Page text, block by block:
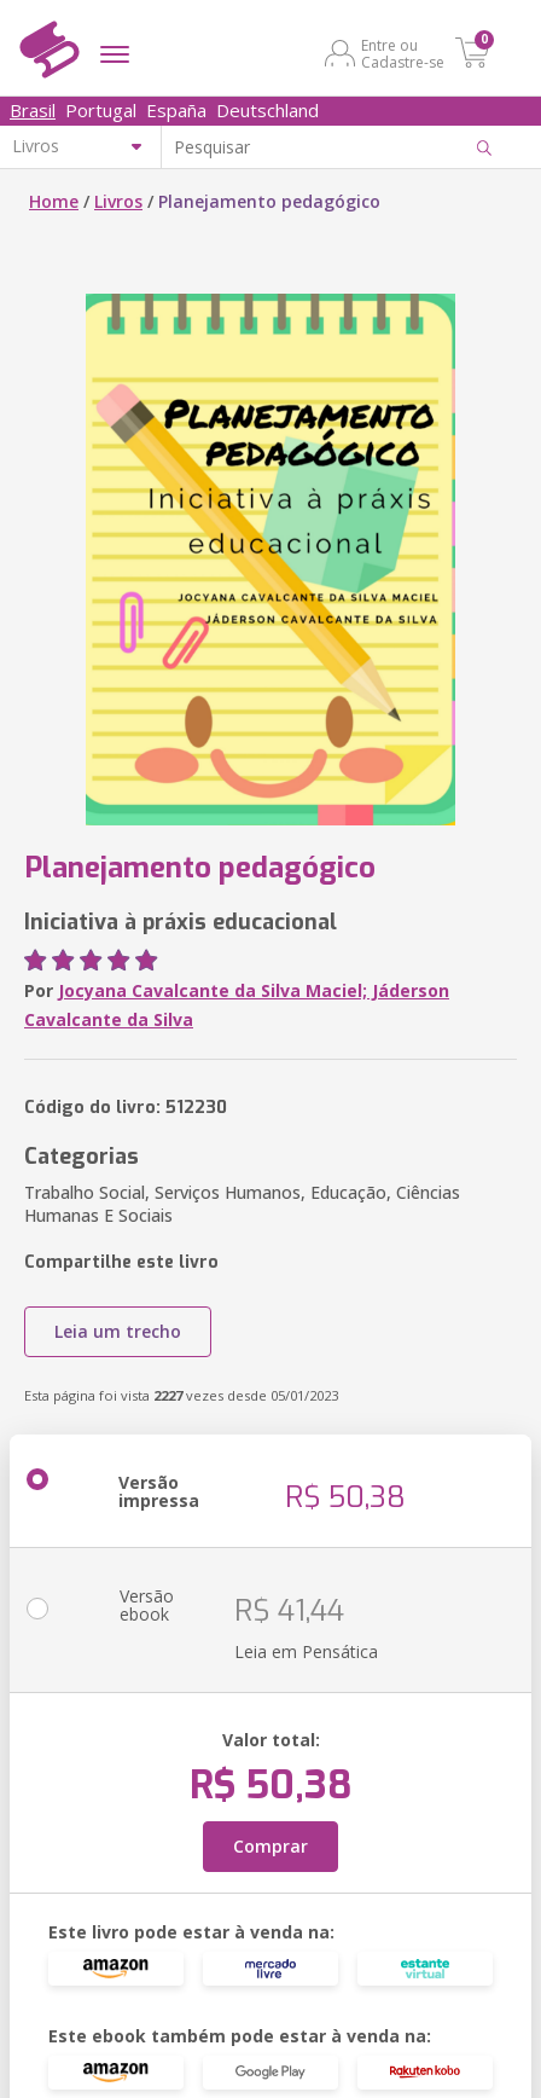
Entre ou
Cadastre-se
0
Brasil Portugal España Deutschland
Home / Livros / Planejamento pedagógico
Planejamento pedagógico
Iniciativa à práxis educacional
Por Jocyana Cavalcante da Silva Maciel; Jáderson
Cavalcante da Silva
Código do livro: 512230
Categorias
Trabalho Social, Serviços Humanos, Educação, Ciências
Humanas E Sociais
Compartilhe este livro
Leia um trecho
Esta página foi vista 2227vezes desde 05/01/2023
Versão
impressa R$ 50,38
Versão
ebook R$ 41,44
Leia em Pensática
Valor total:
R$ 50,38
Comprar
Este livro pode estar à venda na:
Este ebook também pode estar à venda na: